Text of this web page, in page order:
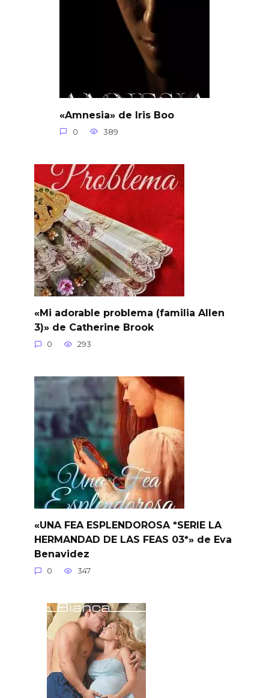
«Amnesia» de Iris Boo
0 389
«Mi adorable problema (familia Allen
3)» de Catherine Brook
0 293
«UNA FEA ESPLENDOROSA *SERIE LA
HERMANDAD DE LAS FEAS 03*» de Eva
Benavidez
0 347